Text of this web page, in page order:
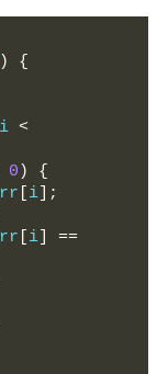
)
{
<
0 )
{
i ];
i
==